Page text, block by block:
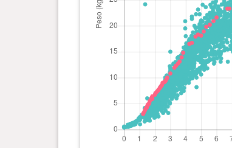
0 ano(s), 7 mês(es) e 5 dia(s)
0 ano(s), 6 mês(es) e 25 dia(s)
0 ano(s), 6 mês(es) e 21 dia(s)
0 ano(s), 6 mês(es) e 0 dia(s)